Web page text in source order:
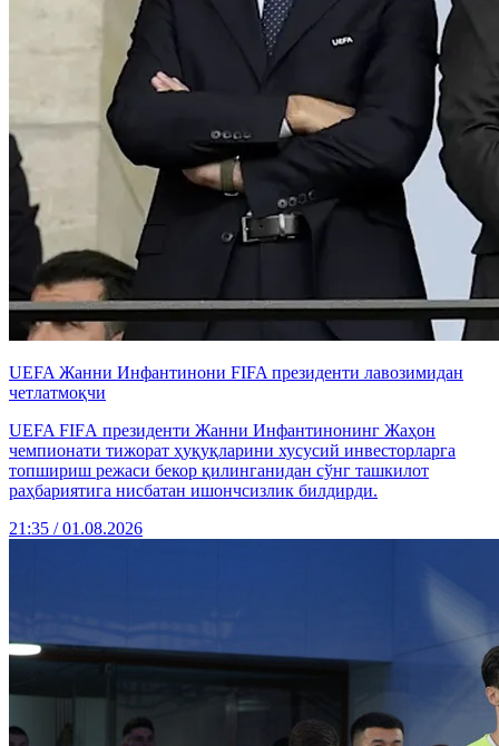
UEFA Жанни Инфантинони FIFA президенти лавозимидан
четлатмоқчи
UEFA FIFА президенти Жанни Инфантинонинг Жаҳон
чемпионати тижорат ҳуқуқларини хусусий инвесторларга
топшириш режаси бекор қилинганидан сўнг ташкилот
раҳбариятига нисбатан ишончсизлик билдирди.
21:35 / 01.08.2026